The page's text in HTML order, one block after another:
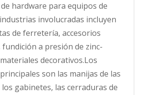
hardware para equipos de
involucradas incluyen
de ferretería, accesorios
fundición a presión de zinc-
decorativos.Los
son las manijas de las
gabinetes, las cerraduras de